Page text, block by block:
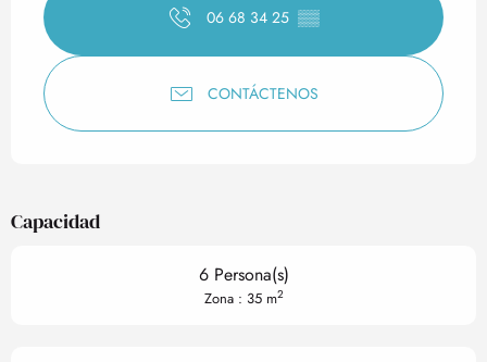
06 68 34 25 ▒▒
CONTÁCTENOS
Capacidad
6 Persona(s)
Zona : 35 m2